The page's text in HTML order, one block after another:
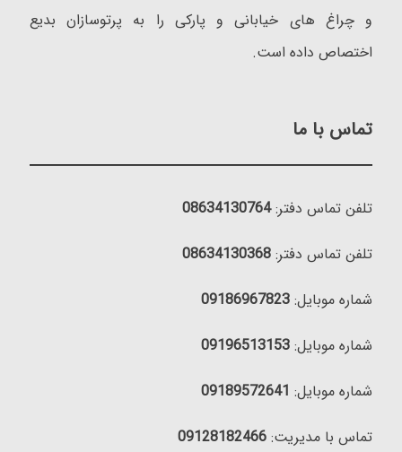
و چراغ های خیابانی و پارکی را به پرتوسازان بدیع
اختصاص داده است.
تماس با ما
تلفن تماس دفتر:08634130764
تلفن تماس دفتر:08634130368
شماره موبایل:09186967823
شماره موبایل:09196513153
شماره موبایل: 09189572641
تماس با مدیریت:09128182466